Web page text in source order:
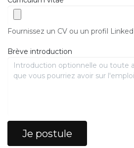
Fournissez un CV ou un profil
Brève introduction
Je postule